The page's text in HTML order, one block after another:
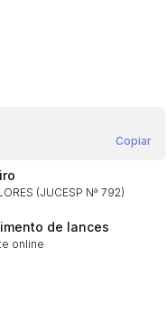
Copiar
(JUCESP Nª 792)
de lances
online